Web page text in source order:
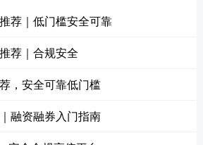
荐｜低门槛安全可靠
荐｜合规安全
，安全可靠低门槛
融资融券入门指南